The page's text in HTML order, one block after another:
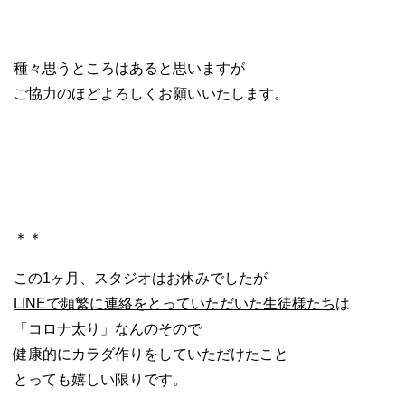
種々思うところはあると思いますが
ご協力のほどよろしくお願いいたします。
＊＊
この1ヶ月、スタジオはお休みでしたが
LINEで頻繁に連絡をとっていただいた生徒様たちは
「コロナ太り」なんのそので
健康的にカラダ作りをしていただけたこと
とっても嬉しい限りです。